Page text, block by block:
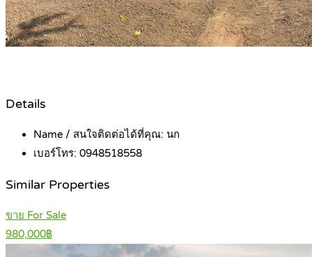
Details
Name / สนใจติดต่อได้ที่คุณ: นก
เบอร์โทร: 0948518558
Similar Properties
ขาย For Sale
980,000฿